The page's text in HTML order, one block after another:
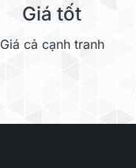
Giá tốt
Giá cả cạnh tranh